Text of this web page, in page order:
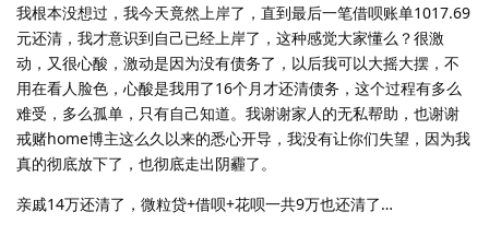
我根本没想过，我今天竟然上岸了，直到最后一笔借呗账单1017.69
元还清，我才意识到自己已经上岸了，这种感觉大家懂么？很激
动，又很心酸，激动是因为没有债务了，以后我可以大摇大摆，不
用在看人脸色，心酸是我用了16个月才还清债务，这个过程有多么
难受，多么孤单，只有自己知道。我谢谢家人的无私帮助，也谢谢
戒赌home博主这么久以来的悉心开导，我没有让你们失望，因为我
真的彻底放下了，也彻底走出阴霾了。
亲戚14万还清了，微粒贷+借呗+花呗一共9万也还清了…